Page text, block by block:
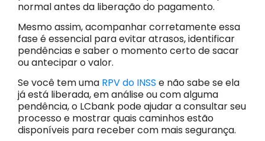
normal antes da liberação do pagamento.
Mesmo assim, acompanhar corretamente essa
fase é essencial para evitar atrasos, identificar
pendências e saber o momento certo de sacar
ou antecipar o valor.
Se você tem uma RPV do INSS e não sabe se ela
já está liberada, em análise ou com alguma
pendência, o LCbank pode ajudar a consultar seu
processo e mostrar quais caminhos estão
disponíveis para receber com mais segurança.